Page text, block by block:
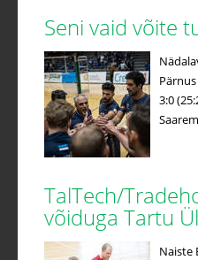
Seni vaid võite
3:0
TalTech/
võiduga Tartu
Naiste